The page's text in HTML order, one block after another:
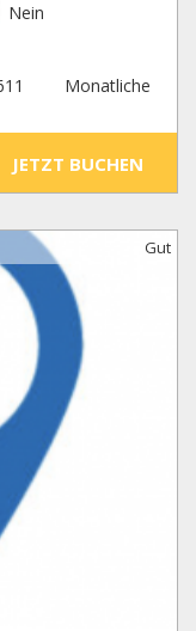
Nein
Monatliche
JETZT BUCHEN
Gut